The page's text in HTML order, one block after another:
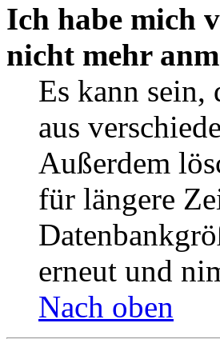
Ich habe mich
nicht mehr
Es kann
aus
Außerdem
für längere
erneut und
Nach oben